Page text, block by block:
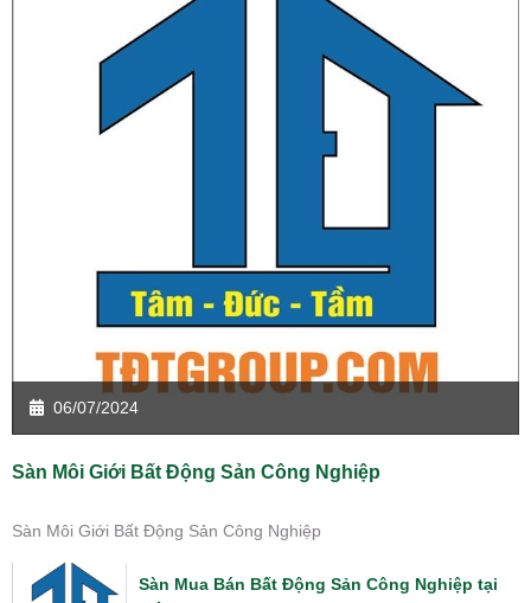
06/07/2024
Sàn Môi Giới Bất Động Sản Công Nghiệp
Sàn Môi Giới Bất Động Sản Công Nghiệp
Sàn Mua Bán Bất Động Sản Công Nghiệp tại